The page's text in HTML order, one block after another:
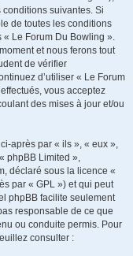
suivantes. Si
de toutes les conditions
« Le Forum Du Bowling ».
et nous ferons tout
de vérifier
d’utiliser « Le Forum
vous acceptez
des mises à jour et/ou
après par « ils », « eux »,
phpBB Limited »,
déclaré sous la licence «
par « GPL ») et qui peut
phpBB facilite seulement
responsable de ce que
ou conduite permis. Pour
consulter :